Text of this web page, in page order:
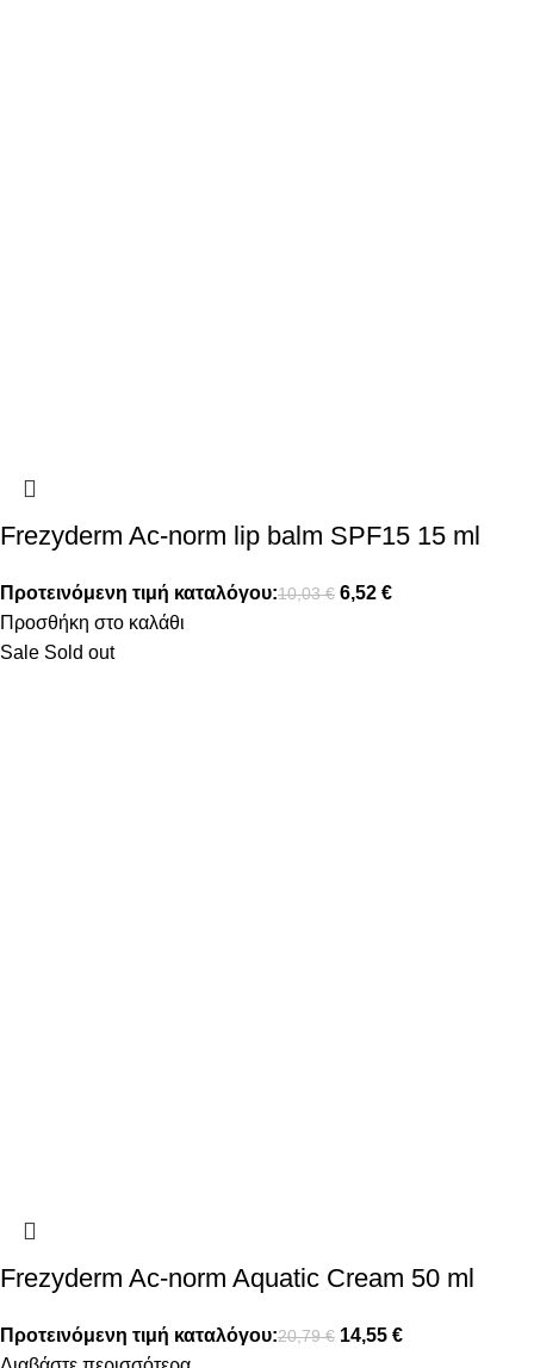
Frezyderm Ac-norm lip balm SPF15 15 ml
Προτεινόμενη τιμή καταλόγου:10,03€ 6,52 €
Προσθήκη στο καλάθι
Sale Sold out
Frezyderm Ac-norm Aquatic Cream 50 ml
Προτεινόμενη τιμή καταλόγου:20,79€ 14,55 €